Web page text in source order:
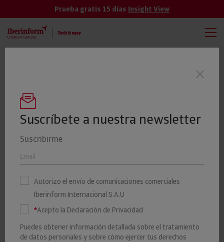
Prueba gratis 15 días Insight View
Últimas noticias
Las constituciones de
empresas crecen al 10%
interanual en 2024
06 MARZO 2024
Iberinform
EMPRESAS
Suscríbete a nuestra newsletter
Suscribirme
Autorizo el envío de comunicaciones comerciales
Iberinform Internacional S.A.U
*Acepto la Declaración de Privacidad
Puedes obtener información detallada sobre el tratamiento
de datos personales y sobre cómo ejercer tus derechos